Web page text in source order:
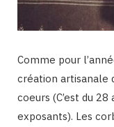
Comme pour
création artisanale
coeurs (C’est du
exposants). Les